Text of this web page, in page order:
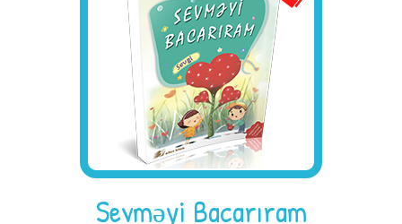
Sevməyi Bacarıram